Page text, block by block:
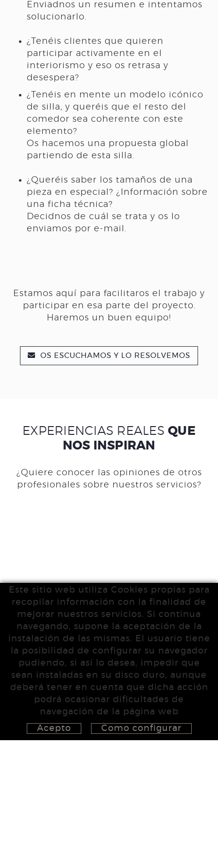
Enviadnos un resumen e intentamos
solucionarlo.
¿Tenéis clientes que quieren
participar activamente en el
interiorismo y eso os retrasa y
desespera?
¿Tenéis en mente un modelo icónico
de silla, y queréis que el resto del
comedor sea coherente con este
elemento?
Os hacemos una propuesta global
partiendo de esta silla.
¿Queréis saber los tamaños de una
pieza en especial? ¿Información sobre
una ficha técnica?
Decidnos de cuál se trata y os lo
enviamos por e-mail.
Estamos aquí para facilitaros el trabajo y
participar en esa parte del proyecto.
Haremos un buen equipo!
OS ESCUCHAMOS Y LO RESOLVEMOS
EXPERIENCIAS REALESQUE
NOS INSPIRAN
¿Quiere conocer las opiniones de otros
profesionales sobre nuestros servicios?
Este sitio web utiliza Cookies propias para
recopilar información con la finalidad de
mejorar nuestros servicios. Si continua
navegando, supone la aceptación de la
instalación de las mismas. El usuario tiene
la posibilidad de configurar su navegador
pudiendo, si así lo desea, impedir que
sean instaladas en su disco duro, aunque
deberá tener en cuenta que dicha acción
podrá ocasionar dificultades de
navegación de la página web
Acepto
Como configurar